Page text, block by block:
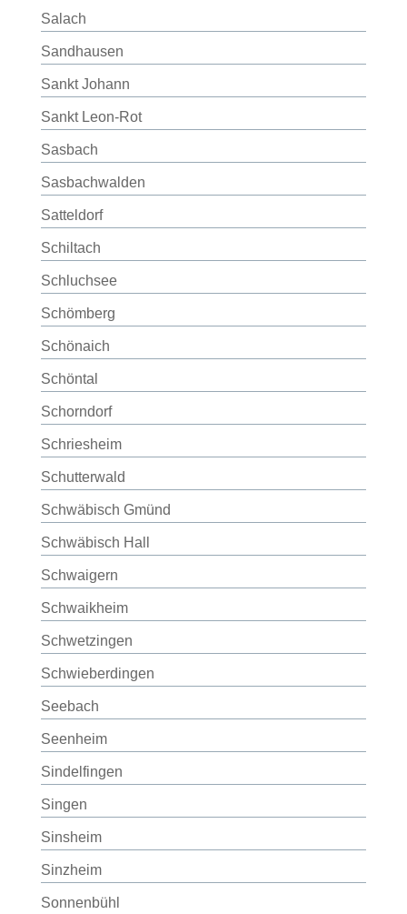
Salach
Sandhausen
Sankt Johann
Sankt Leon-Rot
Sasbach
Sasbachwalden
Satteldorf
Schiltach
Schluchsee
Schömberg
Schönaich
Schöntal
Schorndorf
Schriesheim
Schutterwald
Schwäbisch Gmünd
Schwäbisch Hall
Schwaigern
Schwaikheim
Schwetzingen
Schwieberdingen
Seebach
Seenheim
Sindelfingen
Singen
Sinsheim
Sinzheim
Sonnenbühl